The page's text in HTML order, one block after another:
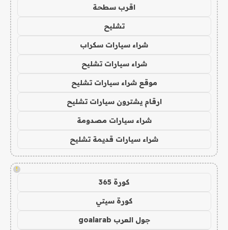
اقرب سطحة
تشليح
شراء سيارات سكراب
شراء سيارات تشليح
موقع شراء سيارات تشليح
ارقام يشترون سيارات تشليح
شراء سيارات مصدومة
شراء سيارات قديمة تشليح
!
كورة 365
كورة سيتي
جول العرب goalarab